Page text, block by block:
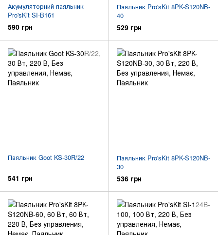
Акумуляторний паяльник
Pro'sKit SI-B161
590 грн
Паяльник Pro'sKit 8PK-S120NB-
40
529 грн
Паяльник Goot KS-30R/22
541 грн
Паяльник Pro'sKit 8PK-S120NB-
30
536 грн